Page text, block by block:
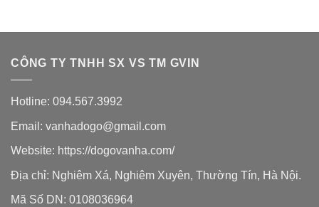
CÔNG TY TNHH SX VS TM GVIN
Hotline: 094.567.3992
Email: vanhadogo@gmail.com
Website: https://dogovanha.com/
Địa chỉ: Nghiêm Xá, Nghiêm Xuyên, Thường Tín, Hà Nội.
Mã Số DN: 0108036964